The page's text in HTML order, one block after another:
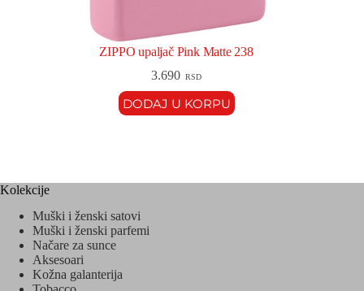
ZIPPO upaljač Pink Matte 238
3.690 RSD
DODAJ U KORPU
Kolekcije
Muški i ženski satovi
Muški i ženski parfemi
Načare za sunce
Aksesoari
Kožna galanterija